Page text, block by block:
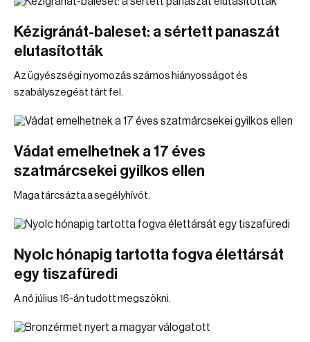
Kézigránát-baleset: a sértett panaszát
elutasították
Az ügyészségi nyomozás számos hiányosságot és
szabályszegést tárt fel.
Vádat emelhetnek a 17 éves
szatmárcsekei gyilkos ellen
Maga tárcsázta a segélyhívót.
Nyolc hónapig tartotta fogva élettársát
egy tiszafüredi
A nő július 16-án tudott megszökni.